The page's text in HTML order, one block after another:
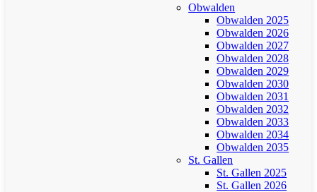
Obwalden
Obwalden 2025
Obwalden 2026
Obwalden 2027
Obwalden 2028
Obwalden 2029
Obwalden 2030
Obwalden 2031
Obwalden 2032
Obwalden 2033
Obwalden 2034
Obwalden 2035
St. Gallen
St. Gallen 2025
St. Gallen 2026